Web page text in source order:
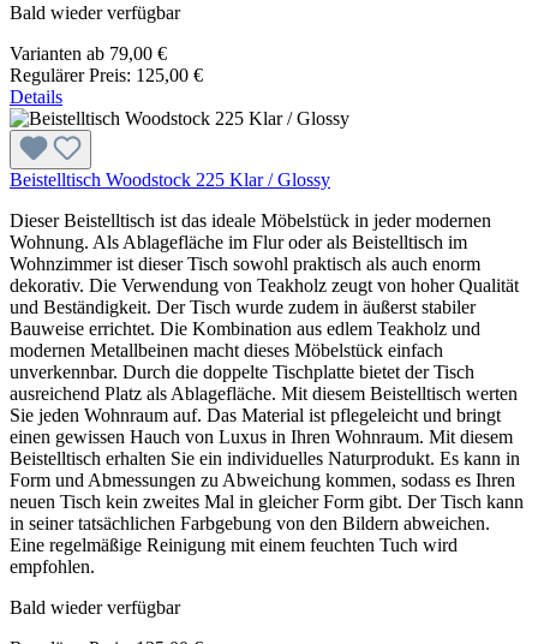
Bald wieder verfügbar
Varianten ab 79,00 €
Regulärer Preis: 125,00 €
Details
Beistelltisch Woodstock 225 Klar / Glossy
Dieser Beistelltisch ist das ideale Möbelstück in jeder modernen
Wohnung. Als Ablagefläche im Flur oder als Beistelltisch im
Wohnzimmer ist dieser Tisch sowohl praktisch als auch enorm
dekorativ. Die Verwendung von Teakholz zeugt von hoher Qualität
und Beständigkeit. Der Tisch wurde zudem in äußerst stabiler
Bauweise errichtet. Die Kombination aus edlem Teakholz und
modernen Metallbeinen macht dieses Möbelstück einfach
unverkennbar. Durch die doppelte Tischplatte bietet der Tisch
ausreichend Platz als Ablagefläche. Mit diesem Beistelltisch werten
Sie jeden Wohnraum auf. Das Material ist pflegeleicht und bringt
einen gewissen Hauch von Luxus in Ihren Wohnraum. Mit diesem
Beistelltisch erhalten Sie ein individuelles Naturprodukt. Es kann in
Form und Abmessungen zu Abweichung kommen, sodass es Ihren
neuen Tisch kein zweites Mal in gleicher Form gibt. Der Tisch kann
in seiner tatsächlichen Farbgebung von den Bildern abweichen.
Eine regelmäßige Reinigung mit einem feuchten Tuch wird
empfohlen.
Bald wieder verfügbar